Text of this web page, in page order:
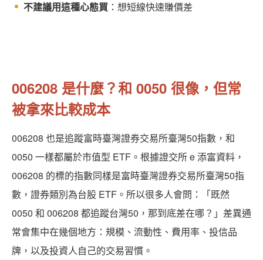
不建議用這種心態買 ：想短線快速賺價差
006208 是什麼？和 0050 很像，但常
被拿來比較成本
006208 也是追蹤富時臺灣證券交易所臺灣50指數，和
0050 一樣都屬於市值型 ETF。根據證交所 e 添富資料，
006208 的標的指數同樣是富時臺灣證券交易所臺灣50指
數，證券類別為台股 ETF。所以很多人會問：「既然
0050 和 006208 都追蹤台灣50，那到底差在哪？」差異通
常會集中在幾個地方：規模、流動性、費用率、投信品
牌，以及投資人自己的交易習慣。